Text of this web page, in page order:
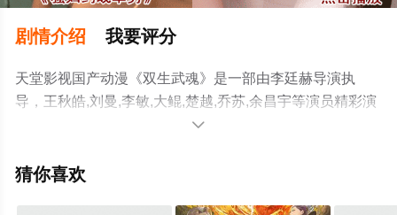
剧情介绍 我要评分
天堂影视国产动漫《双生武魂》是一部由李廷赫导演执
导，王秋皓,刘曼,李敏,大鲲,楚越,乔苏,余昌宇等演员精彩演
绎的中国大陆动漫，大结局剧情已揭晓（1-80全集），手
更多剧情信息可移步至豆瓣动漫、电视猫或剧情网等平台

猜你喜欢